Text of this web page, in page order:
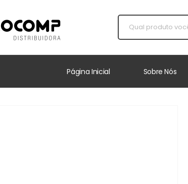
Página Inicial Sobre Nós